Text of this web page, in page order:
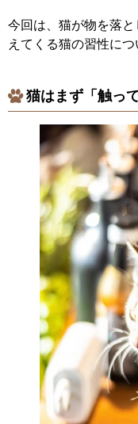
今回は、猫が物を落
えてくる猫の習性につ
猫はまず「触っ